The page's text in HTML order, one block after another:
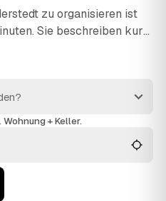
zu organisieren ist
Sie beschreiben kurz,
Keller, Dachboden,
zu telefonieren
in Ruhe und entscheiden
+ Keller.